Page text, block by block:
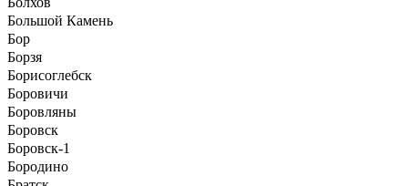
Большой Камень
Бор
Борзя
Борисоглебск
Боровичи
Боровляны
Боровск
Боровск-1
Бородино